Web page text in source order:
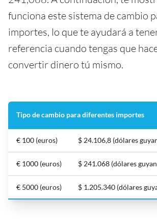
funciona este sistema de cambio
importes, lo que te ayudará a
referencia cuando tengas que
convertir dinero tú mismo.
Tipo de cambio para diferentes importes
€ 100 (euros) $ 24.106,8 (dólares
€ 1000 (euros) $ 241.068 (dólares
€ 5000 (euros) $ 1.205.340 (dólares